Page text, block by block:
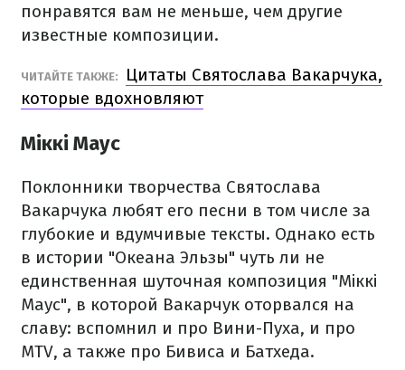
понравятся вам не меньше, чем другие
известные композиции.
ЧИТАЙТЕ ТАКЖЕ:
Цитаты Святослава Вакарчука,
которые вдохновляют
Міккі Маус
Поклонники творчества Святослава
Вакарчука любят его песни в том числе за
глубокие и вдумчивые тексты. Однако есть
в истории "Океана Эльзы" чуть ли не
единственная шуточная композиция "Міккі
Маус", в которой Вакарчук оторвался на
славу: вспомнил и про Вини-Пуха, и про
MTV, а также про Бивиса и Батхеда.